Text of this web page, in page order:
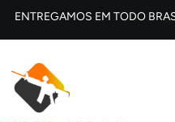
ENTREGAMOS EM TODO